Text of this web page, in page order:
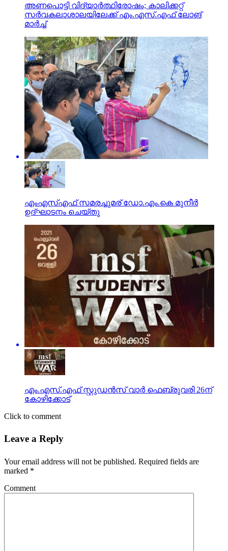
അണപൊട്ടി വിദ്യാര്‍ത്ഥിരോഷം; കാലിക്കറ്റ്
സര്‍വകലാശാലയിലേക്ക് എം.എസ്.എഫ് ലോങ്
മാര്‍ച്ച്
എംഎസ്എഫ് സമരച്ചുമര് ഡോ.എം.കെ മുനീര്‍
ഉദ്ഘാടനം ചെയ്തു
എം.എസ്.എഫ് സ്റ്റുഡൻസ് വാർ ഫെബ്രുവരി 26ന്
കോഴിക്കോട്
Click to comment
Leave a Reply
Your email address will not be published. Required fields are
marked *
Comment